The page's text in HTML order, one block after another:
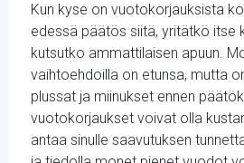
Kun kyse on vuotokorjauksista
edessä päätös siitä, yritätkö itse
kutsutko ammattilaisen apuun.
vaihtoehdoilla on etunsa, mutta
plussat ja miinukset ennen
vuotokorjaukset voivat olla
antaa sinulle saavutuksen